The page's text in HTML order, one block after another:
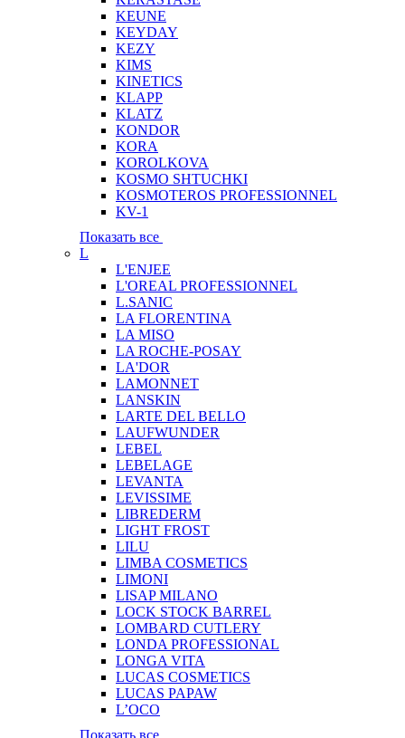
KEUNE
KEYDAY
KEZY
KIMS
KINETICS
KLAPP
KLATZ
KONDOR
KORA
KOROLKOVA
KOSMO SHTUCHKI
KOSMOTEROS PROFESSIONNEL
KV-1
Показать все
L
L'ENJEE
L'OREAL PROFESSIONNEL
L.SANIC
LA FLORENTINA
LA MISO
LA ROCHE-POSAY
LA'DOR
LAMONNET
LANSKIN
LARTE DEL BELLO
LAUFWUNDER
LEBEL
LEBELAGE
LEVANTA
LEVISSIME
LIBREDERM
LIGHT FROST
LILU
LIMBA COSMETICS
LIMONI
LISAP MILANO
LOCK STOCK BARREL
LOMBARD CUTLERY
LONDA PROFESSIONAL
LONGA VITA
LUCAS COSMETICS
LUCAS PAPAW
L’OCO
Показать все